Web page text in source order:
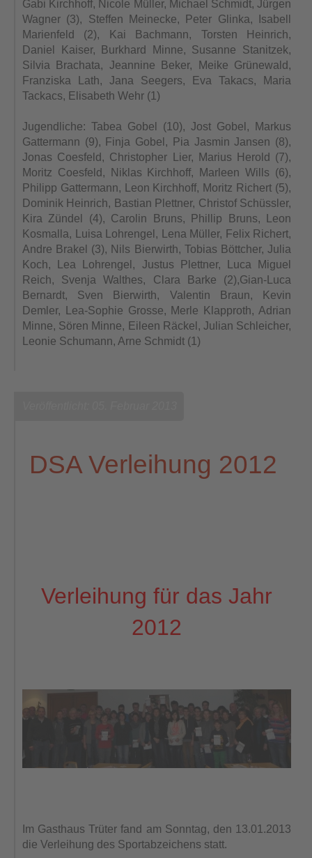
Gabi Kirchhoff, Nicole Müller, Michael Schmidt, Jürgen
Wagner (3), Steffen Meinecke, Peter Glinka, Isabell
Marienfeld (2), Kai Bachmann, Torsten Heinrich,
Daniel Kaiser, Burkhard Minne, Susanne Stanitzek,
Silvia Brachata, Jeannine Beker, Meike Grünewald,
Franziska Lath, Jana Seegers, Eva Takacs, Maria
Tackacs, Elisabeth Wehr (1)
Jugendliche: Tabea Gobel (10), Jost Gobel, Markus
Gattermann (9), Finja Gobel, Pia Jasmin Jansen (8),
Jonas Coesfeld, Christopher Lier, Marius Herold (7),
Moritz Coesfeld, Niklas Kirchhoff, Marleen Wills (6),
Philipp Gattermann, Leon Kirchhoff, Moritz Richert (5),
Dominik Heinrich, Bastian Plettner, Christof Schüssler,
Kira Zündel (4), Carolin Bruns, Phillip Bruns, Leon
Kosmalla, Luisa Lohrengel, Lena Müller, Felix Richert,
Andre Brakel (3), Nils Bierwirth, Tobias Böttcher, Julia
Koch, Lea Lohrengel, Justus Plettner, Luca Miguel
Reich, Svenja Walthes, Clara Barke (2),Gian-Luca
Bernardt, Sven Bierwirth, Valentin Braun, Kevin
Demler, Lea-Sophie Grosse, Merle Klapproth, Adrian
Minne, Sören Minne, Eileen Räckel, Julian Schleicher,
Leonie Schumann, Arne Schmidt (1)
DSA Verleihung 2012
Verleihung für das Jahr
2012
Im Gasthaus Trüter fand am Sonntag, den 13.01.2013
die Verleihung des Sportabzeichens statt.